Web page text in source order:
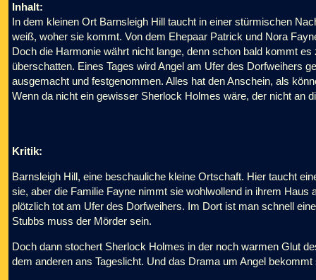
Inhalt:
In dem kleinen Ort Barnsleigh Hill taucht in einer stürmischen
weiß, woher sie kommt. Von dem Ehepaar Patrick und Nora
Doch die Harmonie währt nicht lange, denn schon bald kommt
überschatten. Eines Tages wird Angel am Ufer des Dorfweihers
ausgemacht und festgenommen. Alles hat den Anschein, als
Wenn da nicht ein gewisser Sherlock Holmes wäre, der nicht an
Kritik:
Barnsleigh Hill, eine beschauliche kleine Ortschaft. Hier taucht
sie, aber die Familie Fayne nimmt sie wohlwollend in ihrem Haus
plötzlich tot am Ufer des Dorfweihers. Im Dort ist man schnell
Stubbs muss der Mörder sein.
Doch dann stochert Sherlock Holmes in der noch warmen Glut
dem anderen ans Tageslicht. Und das Drama um Angel